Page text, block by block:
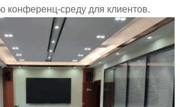
конференц-среду для клиентов.